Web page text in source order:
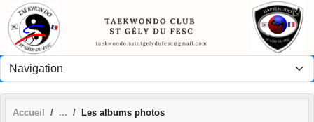
Accueil Les albums photos
Panneau de gestion des cookies